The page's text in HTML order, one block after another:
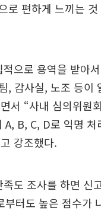
로 편하게 느끼는
으로 용역을 받아
, 감사실, 노조 등이
서 “사내 심의위원
A, B, C, D로 익명 처
강조했다.
도 조사를 하면 신
부터도 높은 점수가